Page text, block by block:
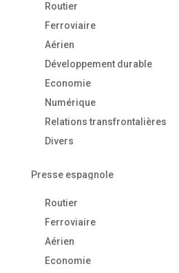
Routier
Ferroviaire
Aérien
Développement durable
Economie
Numérique
Relations transfrontalières
Divers
Presse espagnole
Routier
Ferroviaire
Aérien
Economie